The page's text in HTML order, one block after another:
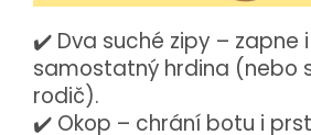
✔️ Dva suché zipy – zapne
samostatný hrdina (nebo
rodič).
✔️ Okop – chrání botu i